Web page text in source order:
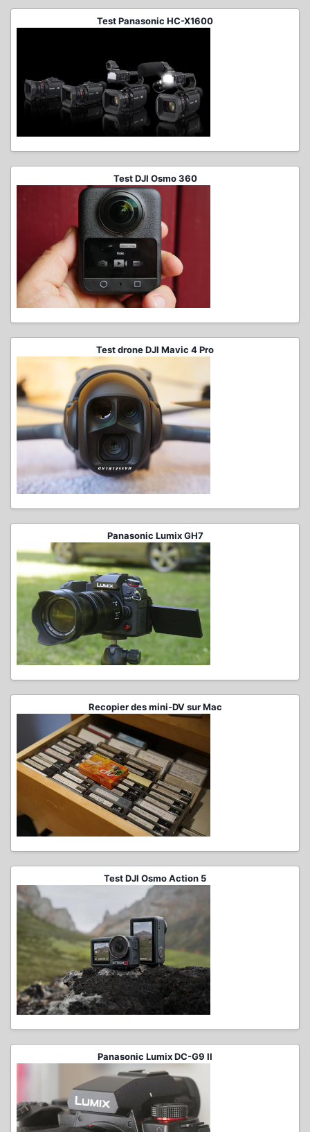
Test Panasonic HC-X1600
Test DJI Osmo 360
Test drone DJI Mavic 4 Pro
Panasonic Lumix GH7
Recopier des mini-DV sur Mac
Test DJI Osmo Action 5
Panasonic Lumix DC-G9 II